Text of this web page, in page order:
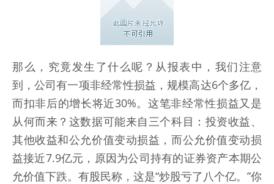
那么，究竟发生了什么呢？从报表中，我们注意
到，公司有一项非经常性损益，规模高达6个多亿，
而扣非后的增长将近30%。这笔非经常性损益又是
从何而来？这数据可能来自三个科目：投资收益、
其他收益和公允价值变动损益，而公允价值变动损
益接近7.9亿元，原因为公司持有的证券资产本期公
允价值下跌。有股民称，这是“炒股亏了八个亿。”你